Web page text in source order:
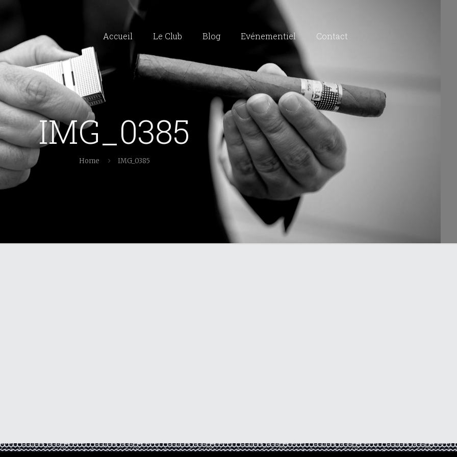
Accueil Le Club Blog Evénementiel Contact
IMG_0385
Home IMG_0385